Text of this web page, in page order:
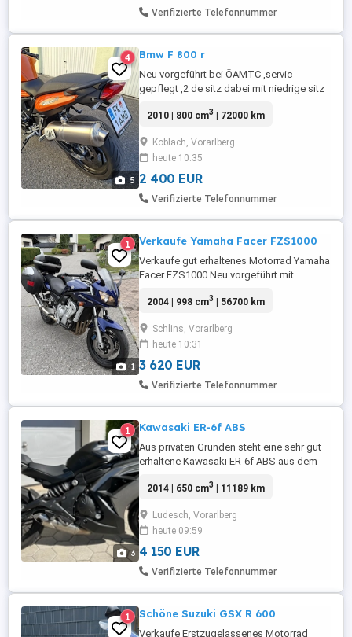
Verifizierte Telefonnummer
5
4 Bmw F 800 r
Neu vorgeführt bei ÖAMTC ,servic
gepflegt ,2 de sitz dabei mit niedrige sitz
schreiben bin im urlaub 06603443853
2010 | 800 cm3 | 72000 km
Koblach, Vorarlberg
heute 10:35
2 400 EUR
Verifizierte Telefonnummer
1
1 Verkaufe Yamaha Facer FZS1000
Verkaufe gut erhaltenes Motorrad Yamaha
Facer FZS1000 Neu vorgeführt mit
Erstbesitz Baujahr 2004
2004 | 998 cm3 | 56700 km
Schlins, Vorarlberg
heute 10:31
3 620 EUR
Verifizierte Telefonnummer
3
1 Kawasaki ER-6f ABS
Aus privaten Gründen steht eine sehr gut
erhaltene Kawasaki ER-6f ABS aus dem
zum Verkauf. 72 PS (53 kW) ideal für
gültig bis Sep. 2026. Neue Reifen sofort
fahrbereit Nur 1 Vorbesitzer ABS für
zusätzliche Sicherheit Das ...
2014 | 650 cm3 | 11189 km
Ludesch, Vorarlberg
heute 09:59
4 150 EUR
Verifizierte Telefonnummer
1 Schöne Suzuki GSX R 600
Verkaufe Erstzugelassenes Motorrad